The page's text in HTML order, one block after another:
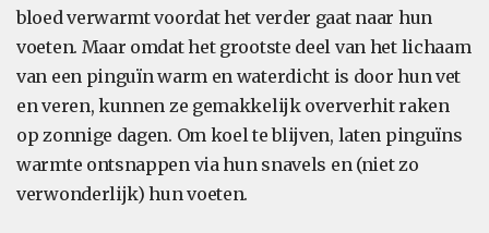
bloed verwarmt voordat het verder gaat naar hun
voeten. Maar omdat het grootste deel van het lichaam
van een pinguïn warm en waterdicht is door hun vet
en veren, kunnen ze gemakkelijk oververhit raken
op zonnige dagen. Om koel te blijven, laten pinguïns
warmte ontsnappen via hun snavels en (niet zo
verwonderlijk) hun voeten.